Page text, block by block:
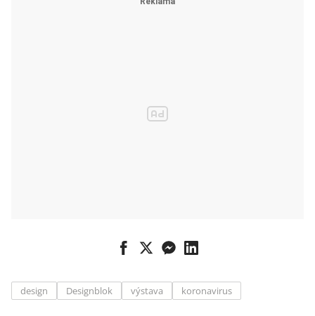
design Designblok výstava koronavirus